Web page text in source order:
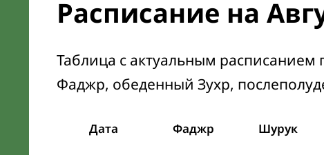
Расписание на
Таблица с актуальным
Фаджр, обеденный Зухр,
Дата Фаджр Шурук